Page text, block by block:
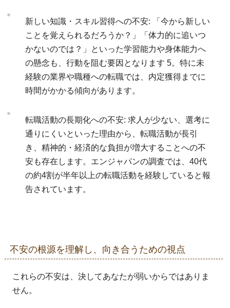
新しい知識・スキル習得への不安: 「今から新しい
ことを覚えられるだろうか？」「体力的に追いつ
かないのでは？」といった学習能力や身体能力へ
の懸念も、行動を阻む要因となります5。特に未
経験の業界や職種への転職では、内定獲得までに
時間がかかる傾向があります。
転職活動の長期化への不安: 求人が少ない、選考に
通りにくいといった理由から、転職活動が長引
き、精神的・経済的な負担が増大することへの不
安も存在します。エンジャパンの調査では、40代
の約4割が半年以上の転職活動を経験していると報
告されています。
不安の根源を理解し、向き合うための視点
これらの不安は、決してあなたが弱いからではありま
せん。